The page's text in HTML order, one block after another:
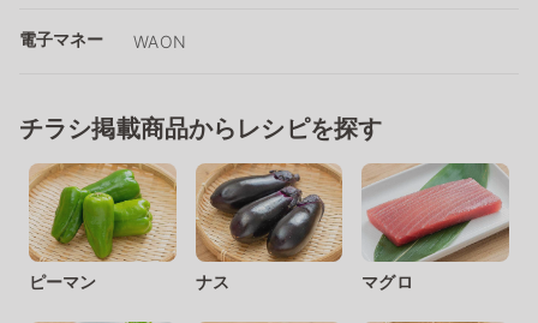
電子マネー WAON
チラシ掲載商品からレシピを探す
ピーマン ナス マグロ